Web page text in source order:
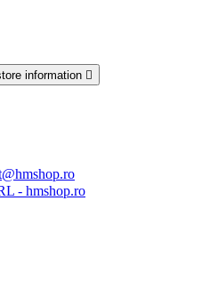
information 
- hmshop.ro